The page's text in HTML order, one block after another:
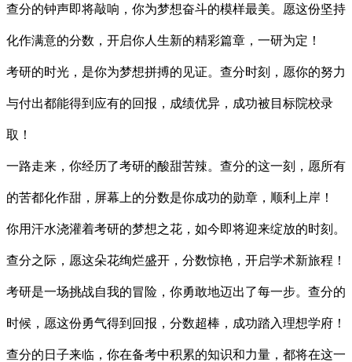
查分的钟声即将敲响，你为梦想奋斗的模样最美。愿这份坚持
化作满意的分数，开启你人生新的精彩篇章，一研为定！
考研的时光，是你为梦想拼搏的见证。查分时刻，愿你的努力
与付出都能得到应有的回报，成绩优异，成功被目标院校录
取！
一路走来，你经历了考研的酸甜苦辣。查分的这一刻，愿所有
的苦都化作甜，屏幕上的分数是你成功的勋章，顺利上岸！
你用汗水浇灌着考研的梦想之花，如今即将迎来绽放的时刻。
查分之际，愿这朵花绚烂盛开，分数惊艳，开启学术新旅程！
考研是一场挑战自我的冒险，你勇敢地迈出了每一步。查分的
时候，愿这份勇气得到回报，分数超棒，成功踏入理想学府！
查分的日子来临，你在备考中积累的知识和力量，都将在这一